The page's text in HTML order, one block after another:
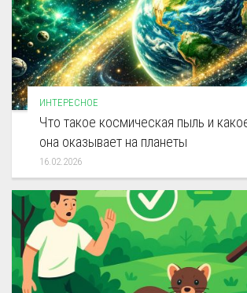
ИНТЕРЕСНОЕ
Что такое космическая пыль и
она оказывает на планеты
16.02.2026